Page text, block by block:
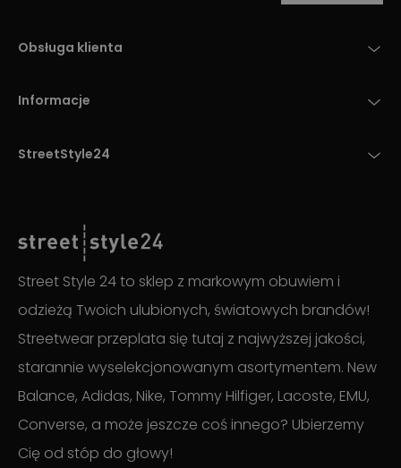
Obsługa klienta
Informacje
StreetStyle24
Street Style 24 to sklep z markowym obuwiem i
odzieżą Twoich ulubionych, światowych brandów!
Streetwear przeplata się tutaj z najwyższej jakości,
starannie wyselekcjonowanym asortymentem. New
Balance, Adidas, Nike, Tommy Hilfiger, Lacoste, EMU,
Converse, a może jeszcze coś innego? Ubierzemy
Cię od stóp do głowy!